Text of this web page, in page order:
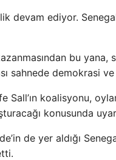
devam ediyor.
kazanmasından bu
sahnede demokrasi
Sall’ın koalisyonu,
konusunda
de yer aldığı